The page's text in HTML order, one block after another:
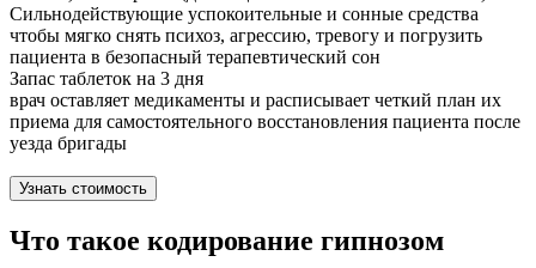
Сильнодействующие успокоительные и сонные средства
чтобы мягко снять психоз, агрессию, тревогу и погрузить
пациента в безопасный терапевтический сон
Запас таблеток на 3 дня
врач оставляет медикаменты и расписывает четкий план их
приема для самостоятельного восстановления пациента после
уезда бригады
Узнать стоимость
Что такое кодирование гипнозом